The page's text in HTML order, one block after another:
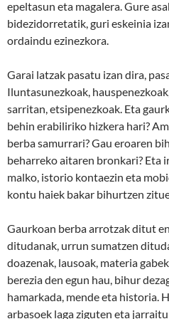
epeltasun eta magalera. Gure
bidezidorretatik, guri eskeinia
ordaindu ezinezkora.
Garai latzak pasatu izan dira,
Iluntasunezkoak,
sarritan, etsipenezkoak. Eta
behin erabiliriko hizkera hari?
berba samurrari? Gau eroaren
beharreko aitaren bronkari? Eta
malko, istorio kontaezin eta
kontu haiek bakar bihurtzen
Gaurkoan berba arrotzak ditut
ditudanak, urrun sumatzen
doazenak, lausoak, materia
berezia den egun hau, bihur
hamarkada, mende eta historia.
arbasoek laga ziguten eta